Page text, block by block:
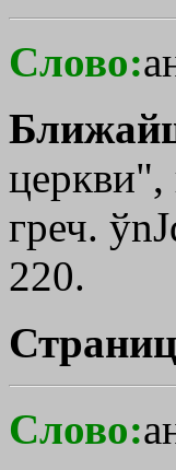
Слово:
церкви",
греч.
220.
Слово: